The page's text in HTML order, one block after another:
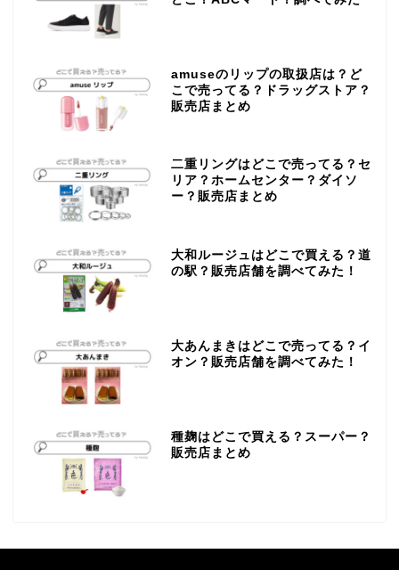
amuseのリップの取扱店は？ど
こで売ってる？ドラッグストア？
販売店まとめ
二重リングはどこで売ってる？セ
リア？ホームセンター？ダイソ
ー？販売店まとめ
大和ルージュはどこで買える？道
の駅？販売店舗を調べてみた！
大あんまきはどこで売ってる？イ
オン？販売店舗を調べてみた！
種麹はどこで買える？スーパー？
販売店まとめ